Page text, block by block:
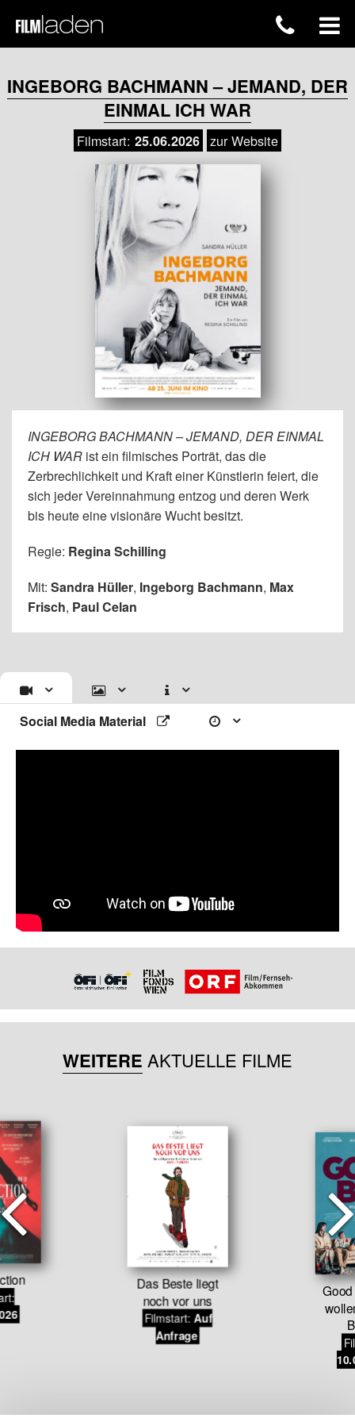
INGEBORG BACHMANN – JEMAND, DER
EINMAL ICH WAR
Filmstart: 25.06.2026 zur Website
INGEBORG BACHMANN – JEMAND, DER EINMAL
ICH WAR ist ein filmisches Porträt, das die
Zerbrechlichkeit und Kraft einer Künstlerin feiert, die
sich jeder Vereinnahmung entzog und deren Werk
bis heute eine visionäre Wucht besitzt.
Regie: Regina Schilling
Mit: Sandra Hüller, Ingeborg Bachmann, Max
Frisch, Paul Celan
Social Media Material
WEITERE AKTUELLE FILME
Das Beste liegt
noch vor uns
Filmstart: Auf
Anfrage